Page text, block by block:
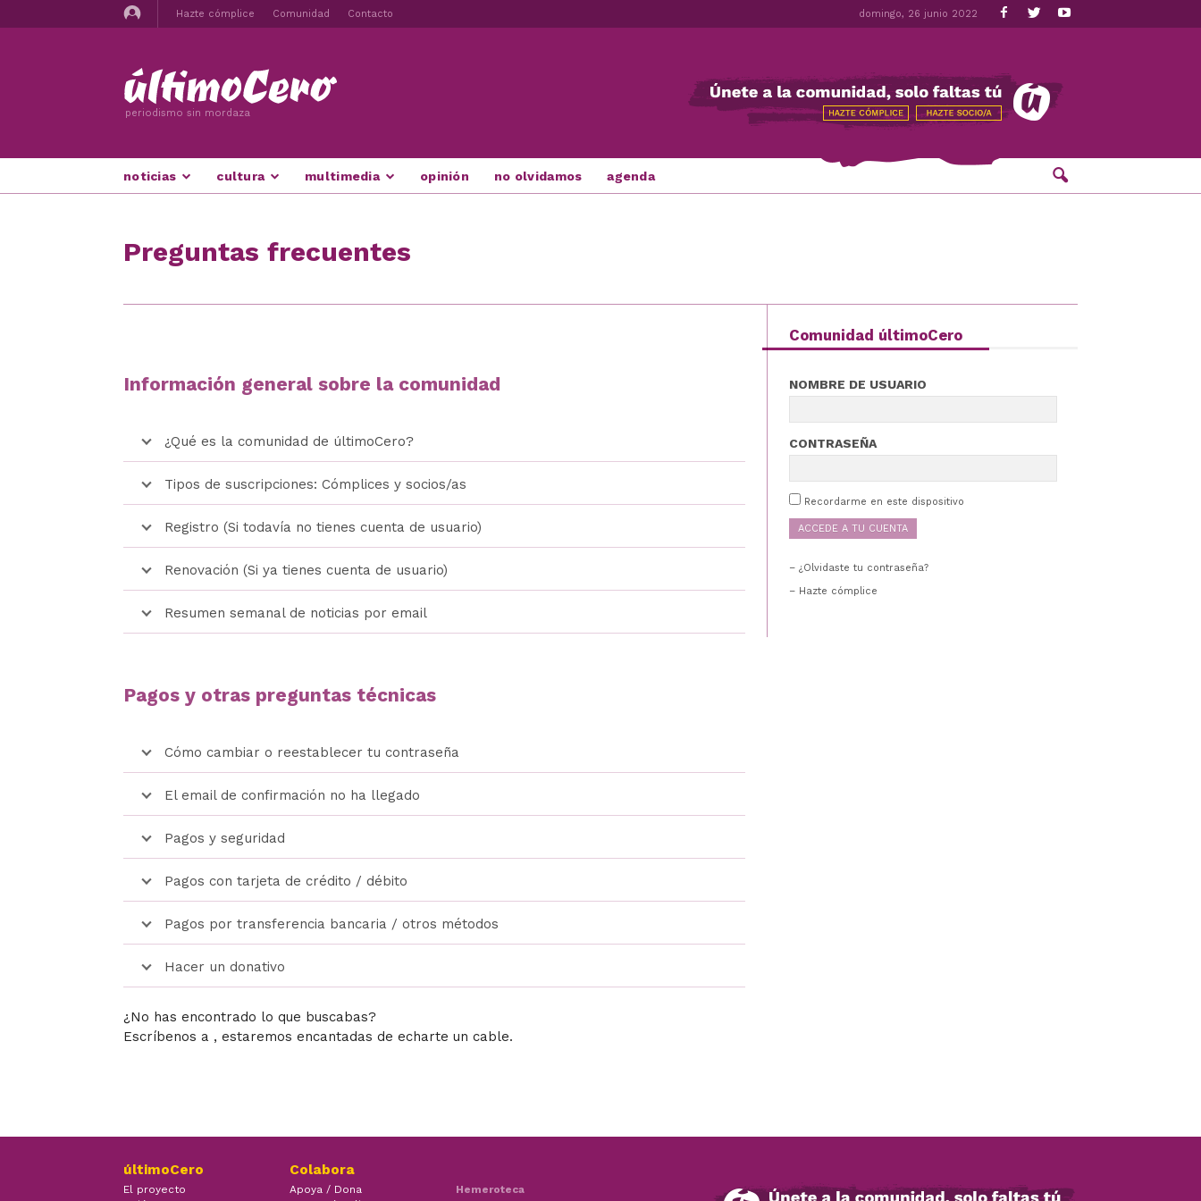
Hazte cómplice Comunidad Contacto domingo, 26 junio 2022
periodismo sin mordaza
noticias cultura multimedia opinión no olvidamos agenda
Preguntas frecuentes
Información general sobre la comunidad
¿Qué es la comunidad de últimoCero?
Tipos de suscripciones: Cómplices y socios/as
Registro (Si todavía no tienes cuenta de usuario)
Renovación (Si ya tienes cuenta de usuario)
Resumen semanal de noticias por email
Pagos y otras preguntas técnicas
Cómo cambiar o reestablecer tu contraseña
El email de confirmación no ha llegado
Pagos y seguridad
Pagos con tarjeta de crédito / débito
Pagos por transferencia bancaria / otros métodos
Hacer un donativo
¿No has encontrado lo que buscabas?
Escríbenos a , estaremos encantadas de echarte un cable.
Comunidad últimoCero
NOMBRE DE USUARIO
CONTRASEÑA
Recordarme en este dispositivo
¿Olvidaste tu contraseña?
– Hazte cómplice
últimoCero
El proyecto
Colabora
Apoya / Dona
Hemeroteca